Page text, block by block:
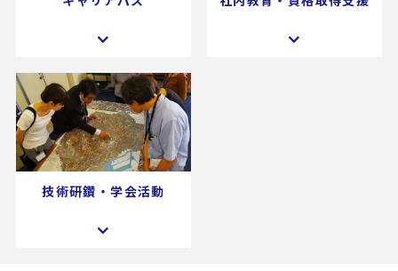
技術研鑽・学会活動